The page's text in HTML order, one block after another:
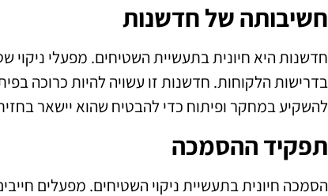
חשיבותה של חדשנות
חדשנות היא חיונית בתעשיית השטיחים. מפעלי
בדרישות הלקוחות. חדשנות זו עשויה להיות כרוכה
להשקיע במחקר ופיתוח כדי להבטיח שהוא יישאר
תפקיד ההסמכה
הסמכה חיונית בתעשיית ניקוי השטיחים. מפעלים